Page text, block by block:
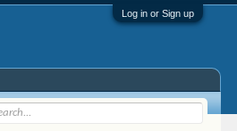
Log in or Sign up